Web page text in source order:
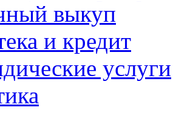
выкуп
и кредит
услуги